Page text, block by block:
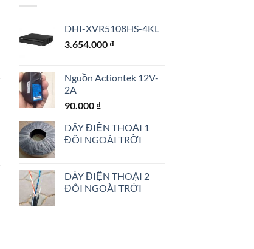
DHI-XVR5108HS-4KL
3.654.000 ₫
Nguồn Actiontek 12V-
2A
90.000 ₫
DÂY ĐIỆN THOẠI 1
ĐÔI NGOÀI TRỜI
DÂY ĐIỆN THOẠI 2
ĐÔI NGOÀI TRỜI